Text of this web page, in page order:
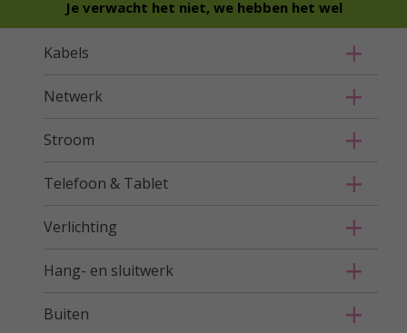
Je verwacht het niet, we hebben het wel
Kabels
Netwerk
Stroom
Telefoon & Tablet
Verlichting
Hang- en sluitwerk
Buiten